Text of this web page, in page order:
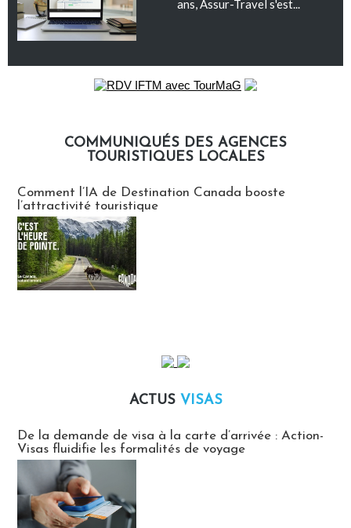
ans, Assur-Travel s'est...
COMMUNIQUÉS DES AGENCES
TOURISTIQUES LOCALES
Comment l’IA de Destination Canada booste
l’attractivité touristique
ACTUS VISAS
De la demande de visa à la carte d’arrivée : Action-
Visas fluidifie les formalités de voyage